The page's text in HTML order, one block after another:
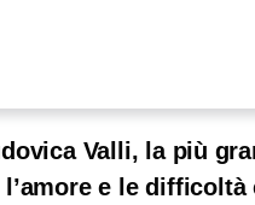
Valli, la più
l’amore e le